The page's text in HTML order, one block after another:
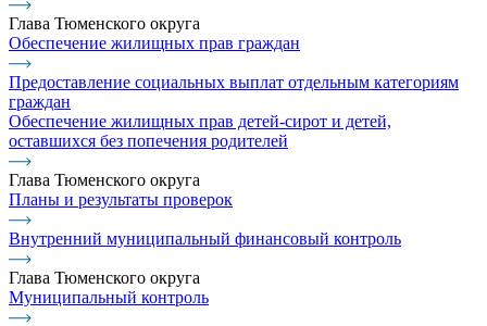
Глава Тюменского округа
Обеспечение жилищных прав граждан
Предоставление социальных выплат отдельным категориям
граждан
Обеспечение жилищных прав детей-сирот и детей,
оставшихся без попечения родителей
Глава Тюменского округа
Планы и результаты проверок
Внутренний муниципальный финансовый контроль
Глава Тюменского округа
Муниципальный контроль